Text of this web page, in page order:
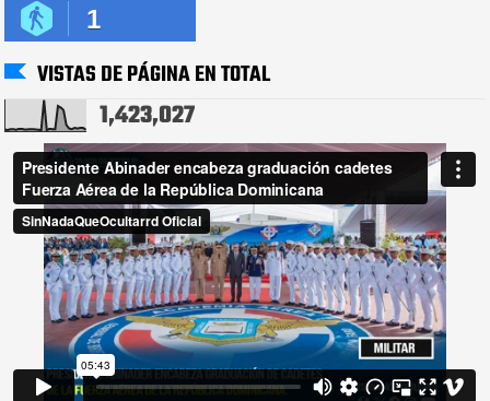
1
VISTAS DE PÁGINA EN TOTAL
1,423,027